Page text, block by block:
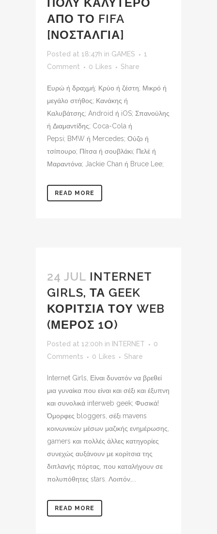
ΑΠΟ ΤΟ FIFA
[ΝΟΣΤΑΛΓΙΑ]
Posted at 18:47h in GAMES
1
Comment
0 Likes Share
Ευρώ ή δραχμή; Κρύο ή ζέστη; Μικρό ή
μεγάλο στήθος; Κανάκης ή
Καλυβάτσης; Android ή iOS; Σπανούλης
ή Διαμαντίδης; Coca-Cola ή
Pepsi; BMW ή Mercedes; Ούζο ή
τσίπουρο; Πίτσα ή σουβλάκι; Πελέ ή
Μαραντόνα; Jackie Chan ή Bruce Lee;
READ MORE
24 JUL INTERNET
GIRLS, ΤΑ GEEK
ΚΟΡΙΤΣΙΑ ΤΟΥ WEB
(ΜΕΡΟΣ 1Ο)
Posted at 12:00h in INTERNET
0
Comments
0 Likes Share
Internet Girls, Είναι δυνατόν να βρεθεί
μια γυναίκα που είναι και σέξι και έξυπνη
και συνολικά interweb geek; Φυσικά!
Όμορφες bloggers, σέξι mavens
κοινωνικών μέσων μαζικής ενημέρωσης,
gamers και πολλές άλλες κατηγορίες
συνεχώς αυξάνουν με κορίτσια της
διπλανής πόρτας, που καταλήγουν σε
πολυπόθητες stars. Λοιπόν,...
READ MORE